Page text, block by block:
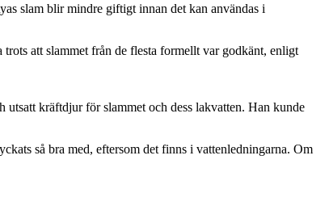
slam blir mindre giftigt innan det kan användas i
att slammet från de flesta formellt var godkänt, enligt
kräftdjur för slammet och dess lakvatten. Han kunde
så bra med, eftersom det finns i vattenledningarna. Om